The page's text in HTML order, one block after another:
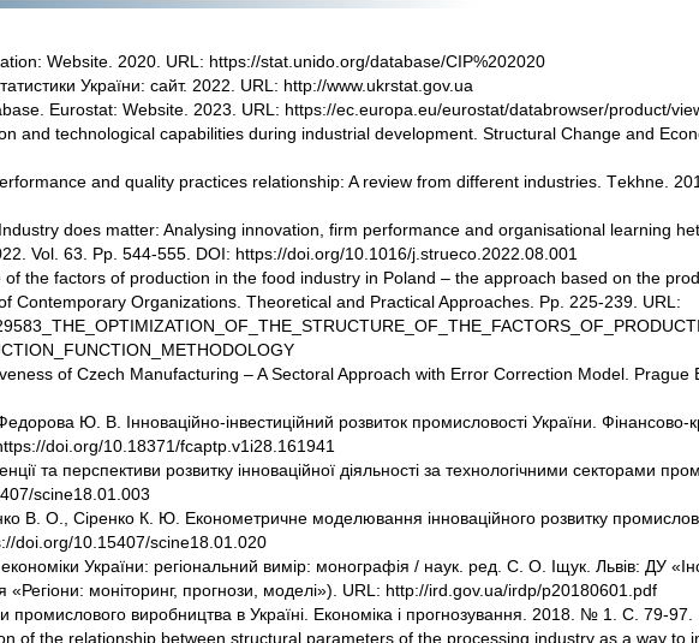
Website. 2020. URL: https://stat.unido.org/database/CIP%202020
України: сайт. 2022. URL: http://www.ukrstat.gov.ua
Eurostat: Website. 2023. URL: https://ec.europa.eu/eurostat/databrowser/product/
and technological capabilities during industrial development. Structural Change and
and quality practices relationship: A review from different industries. Tеkhne.
does matter: Analysing innovation, firm performance and organisational learning
Vol. 63. Pр. 544-555. DOI: https://doi.org/10.1016/j.strueco.2022.08.001
the factors of production in the food industry in Poland – the approach based on the
Contemporary Organizations. Theoretical and Practical Approaches. Рр. 225-239. URL:
of Czech Manufacturing – A Sectoral Approach with Error Correction Model.
Ю. В. Інноваційно-інвестиційний розвиток промисловості України. Фінансово-
doi.org/10.18371/fcaptp.v1i28.161941
та перспективи розвитку інноваційної діяльності за технологічними секторами
scine18.01.003
В. О., Сіренко К. Ю. Економетричне моделювання інноваційного розвитку
doi.org/10.15407/scine18.01.020
України: регіональний вимір: монографія / наук. ред. С. О. Іщук. Львів: ДУ
моніторинг, прогнози, моделі»). URL: http://ird.gov.ua/irdp/p20180601.pdf
промислового виробництва в Україні. Економіка і прогнозування. 2018. № 1. С. 79-97.
of the relationship between structural parameters of the processing industry as a way to